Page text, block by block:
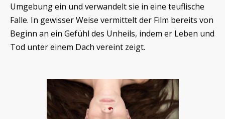
Umgebung ein und verwandelt sie in eine teuflische
Falle. In gewisser Weise vermittelt der Film bereits von
Beginn an ein Gefühl des Unheils, indem er Leben und
Tod unter einem Dach vereint zeigt.